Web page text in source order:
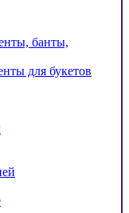
банты,
для букетов